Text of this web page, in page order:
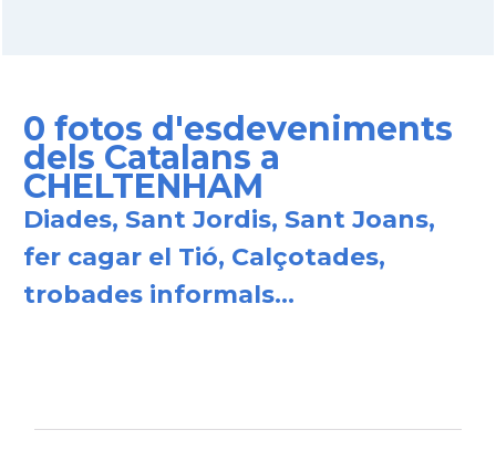
0 fotos d'esdeveniments
dels Catalans a
CHELTENHAM
Diades, Sant Jordis, Sant Joans,
fer cagar el Tió, Calçotades,
trobades informals...